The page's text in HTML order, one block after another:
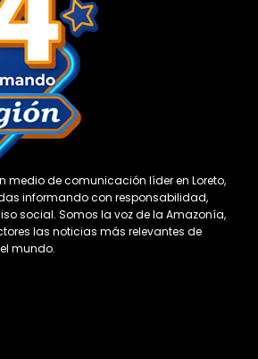
medio de comunicación líder en Loreto,
informando con responsabilidad,
social. Somos la voz de la Amazonía,
las noticias más relevantes de
el mundo.